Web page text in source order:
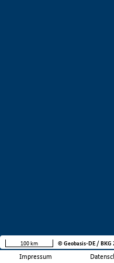
Impressum
100 km © Geobasis-DE / BKG